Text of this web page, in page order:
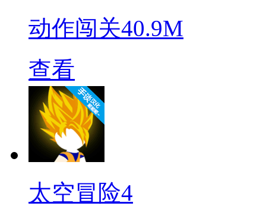
动作闯关40.9M
查看
太空冒险4